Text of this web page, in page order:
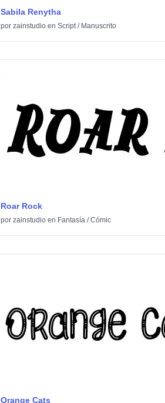
Sabila Renytha
por zainstudio en Script/ Manuscrito
Roar Rock
por zainstudio en Fantasía /Cómic
Orange Cats